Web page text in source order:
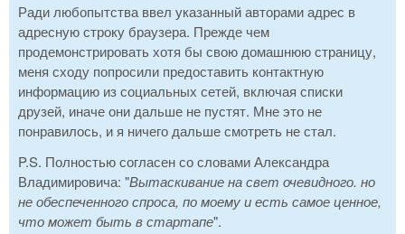
Ради любопытства ввел указанный авторами адрес в
адресную строку браузера. Прежде чем
продемонстрировать хотя бы свою домашнюю страницу,
меня сходу попросили предоставить контактную
информацию из социальных сетей, включая списки
друзей, иначе они дальше не пустят. Мне это не
понравилось, и я ничего дальше смотреть не стал.
P.S. Полностью согласен со словами Александра
Владимировича: "Вытаскивание на свет очевидного. но
не обеспеченного спроса, по моему и есть самое ценное,
что может быть в стартапе".